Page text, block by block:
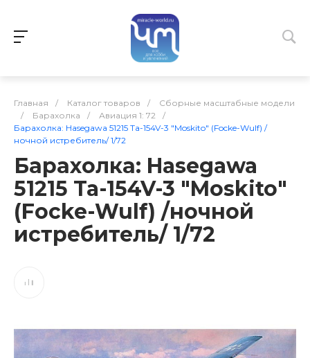
Главная / Каталог товаров /
Сборные масштабные модели
/
Барахолка / Авиация 1: 72
/
Барахолка: Hasegawa 51215 Ta-154V-3 "Moskito" (Focke-Wulf) /
ночной истребитель/ 1/72
Барахолка: Hasegawa
51215 Ta-154V-3 "Moskito"
(Focke-Wulf) /ночной
истребитель/ 1/72